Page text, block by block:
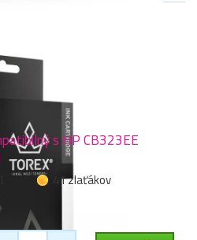
s HP CB323EE
41 zlaťákov